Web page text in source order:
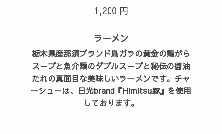
1,200 円
ラーメン
栃木県産那須ブランド鳥ガラの黄金の鶏がら
スープと魚介類のダブルスープと秘伝の醬油
たれの真面目な美味しいラーメンです。チャ
ーシューは、日光brand『Himitsu豚』を使用
しております。